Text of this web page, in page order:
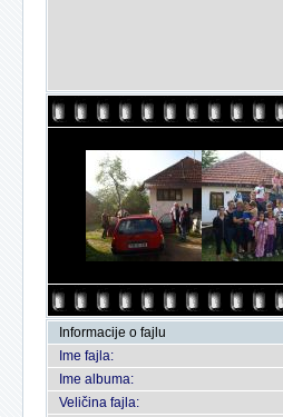
Informacije o fajlu
Ime fajla:
Ime albuma:
Veličina fajla: